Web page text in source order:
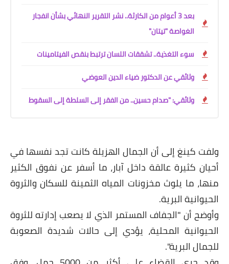
بعد 3 أعوام من الكارثة.. نشر التقرير النهائي بشأن انفجار
الغواصة "تيتان"
سوء التغذية.. تشققات اللسان ترتبط بنقص الفيتامينات
وثائقي عن الدكتور ضياء الدين العوضي
وثائقي: "صدام حسين.. من الفقر إلى السلطة إلى السقوط
ولفت كينغ إلى أن الجمال الهزيلة كانت تجد نفسها في
أحيان كثيرة عالقة داخل آبار، ما أسفر عن نفوق الكثير
منها، ما يلوث مخزونات المياه الثمينة للسكان والثروة
الحيوانية البرية.
وأوضح أن "الجفاف المستمر الذي لا يصعب إدارته للثروة
الحيوانية المحلية، يؤدي إلى حالات شديدة الصعوبة
للجمال البرية".